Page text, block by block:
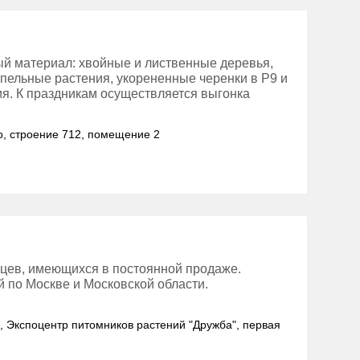
материал: хвойные и лиственные деревья,
растения, укорененные черенки в Р9 и
К праздникам осуществляется выгонка
строение 712, помещение 2
имеющихся в постоянной продаже.
по Москве и Московской области.
питомников растений "Дружба", первая